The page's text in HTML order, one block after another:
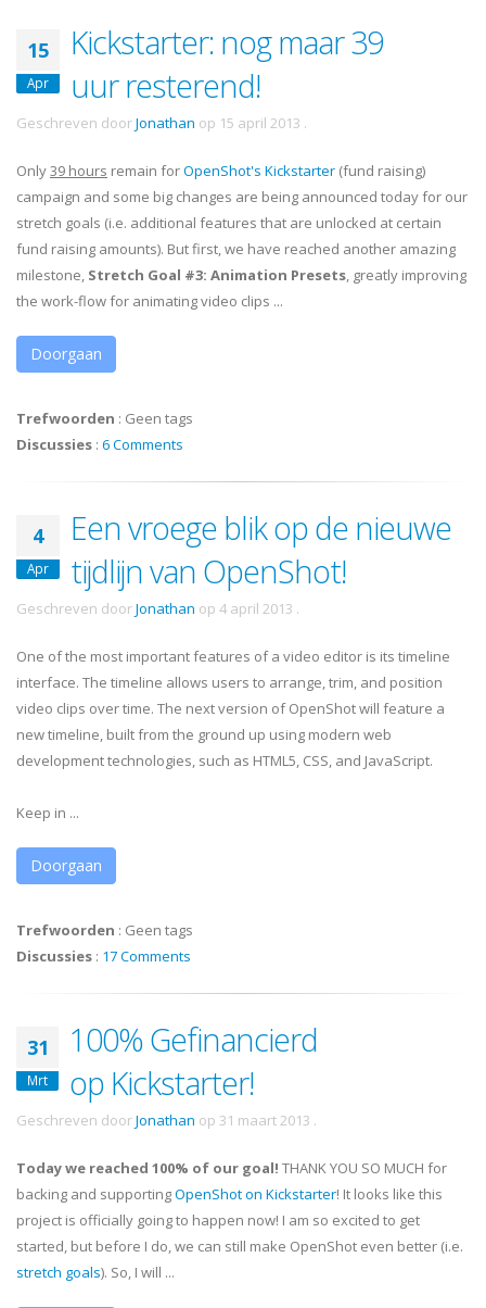
15
Apr
Kickstarter: nog maar 39
uur resterend!
Geschreven doorJonathan op 15 april 2013 .
Only39 hours remain forOpenShot's Kickstarter (fund raising)
campaign and some big changes are being announced today for our
stretch goals (i.e. additional features that are unlocked at certain
fund raising amounts). But first, we have reached another amazing
milestone, Stretch Goal #3: Animation Presets, greatly improving
the work-flow for animating video clips ...
Doorgaan
Trefwoorden : Geen tags
Discussies : 6 Comments
4
Apr
Een vroege blik op de nieuwe
tijdlijn van OpenShot!
Geschreven doorJonathan op 4 april 2013 .
One of the most important features of a video editor is its timeline
interface. The timeline allows users to arrange, trim, and position
video clips over time. The next version of OpenShot will feature a
new timeline, built from the ground up using modern web
development technologies, such as HTML5, CSS, and JavaScript.
Keep in ...
Doorgaan
Trefwoorden : Geen tags
Discussies : 17 Comments
31
Mrt
100% Gefinancierd
op Kickstarter!
Geschreven doorJonathan op 31 maart 2013 .
Today we reached 100% of our goal! THANK YOU SO MUCH for
backing and supportingOpenShot on Kickstarter! It looks like this
project is officially going to happen now! I am so excited to get
started, but before I do, we can still make OpenShot even better (i.e.
stretch goals). So, I will ...